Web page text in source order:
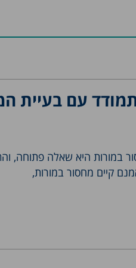
עם בעיית
במורות היא שאלה פתוחה,
קיים מחסור במורות,